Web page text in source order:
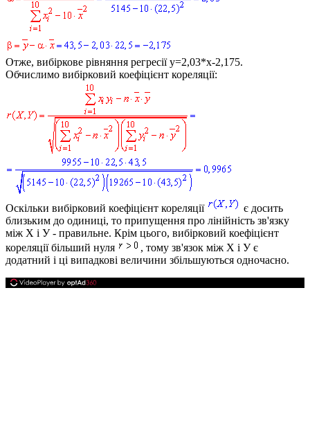
Отже, вибіркове рівняння регресіїy=2,03*x-2,175.
Обчислимо вибірковий коефіцієнт кореляції:
Оскільки вибірковий коефіцієнт кореляції
є досить
близьким до одиниці, то припущення про лінійність зв'язку
між Х і У- правильне. Крім цього, вибірковий коефіцієнт
кореляції більший нуля
, тому зв'язок між Х і Ує
додатний і ці випадкові величини збільшуються одночасно.